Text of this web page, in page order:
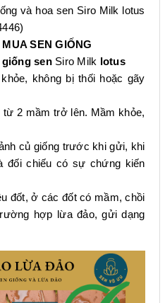
và hoa sen Siro Milk lotus
MUA SEN GIỐNG
sen Siro Milk lotus
không bị thối hoặc gãy
từ 2 mầm trở lên. Mầm khỏe,
củ giống trước khi gửi, khi
đối chiếu có sự chứng kiến
đốt, ở các đốt có mầm, chồi
hợp lừa đảo, gửi dạng